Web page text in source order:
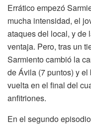
Errático empezó
mucha intensidad, el
ataques del local, y de
ventaja. Pero, tras un
Sarmiento cambió la
de Ávila (7 puntos) y
vuelta en el final del
anfitriones.
En el segundo